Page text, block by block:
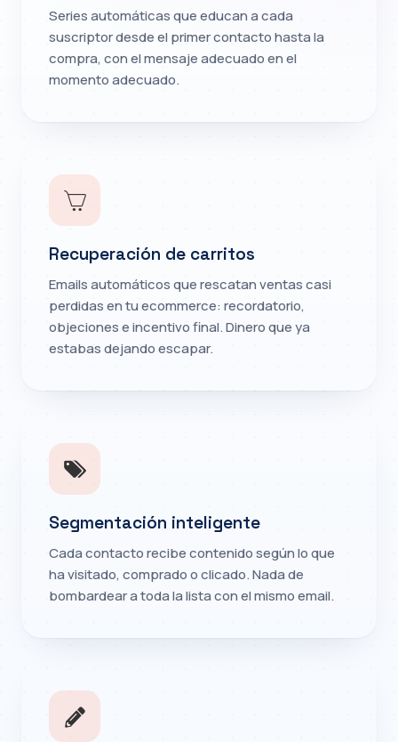
Series automáticas que educan a cada
suscriptor desde el primer contacto hasta la
compra, con el mensaje adecuado en el
momento adecuado.
Recuperación de carritos
Emails automáticos que rescatan ventas casi
perdidas en tu ecommerce: recordatorio,
objeciones e incentivo final. Dinero que ya
estabas dejando escapar.
Segmentación inteligente
Cada contacto recibe contenido según lo que
ha visitado, comprado o clicado. Nada de
bombardear a toda la lista con el mismo email.